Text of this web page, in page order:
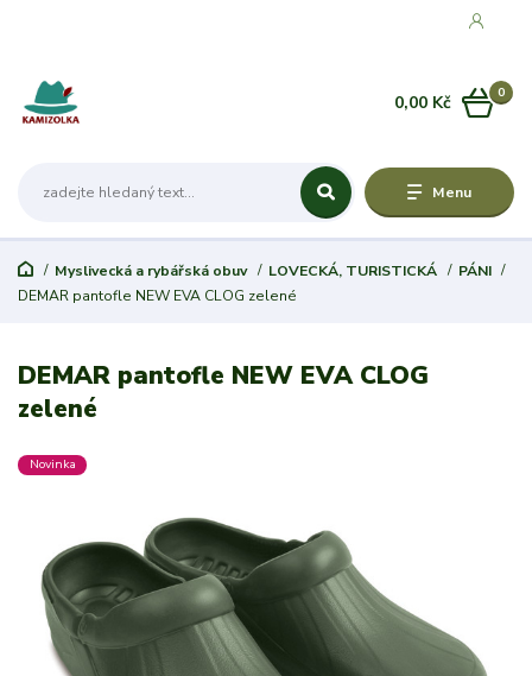
Menu
0
0,00 Kč
Myslivecká a rybářská obuv LOVECKÁ, TURISTICKÁ
PÁNI
DEMAR pantofle NEW EVA CLOG zelené
DEMAR pantofle NEW EVA CLOG
zelené
Novinka